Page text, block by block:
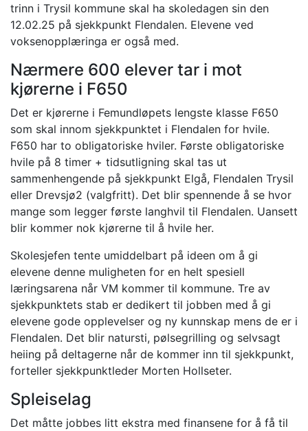
trinn i Trysil kommune skal ha skoledagen sin den
12.02.25 på sjekkpunkt Flendalen. Elevene ved
voksenopplæringa er også med.
Nærmere 600 elever tar i mot
kjørerne i F650
Det er kjørerne i Femundløpets lengste klasse F650
som skal innom sjekkpunktet i Flendalen for hvile.
F650 har to obligatoriske hviler. Første obligatoriske
hvile på 8 timer + tidsutligning skal tas ut
sammenhengende på sjekkpunkt Elgå, Flendalen Trysil
eller Drevsjø2 (valgfritt). Det blir spennende å se hvor
mange som legger første langhvil til Flendalen. Uansett
blir kommer nok kjørerne til å hvile her.
Skolesjefen tente umiddelbart på ideen om å gi
elevene denne muligheten for en helt spesiell
læringsarena når VM kommer til kommune. Tre av
sjekkpunktets stab er dedikert til jobben med å gi
elevene gode opplevelser og ny kunnskap mens de er i
Flendalen. Det blir natursti, pølsegrilling og selvsagt
heiing på deltagerne når de kommer inn til sjekkpunkt,
forteller sjekkpunktleder Morten Hollseter.
Spleiselag
Det måtte jobbes litt ekstra med finansene for å få til